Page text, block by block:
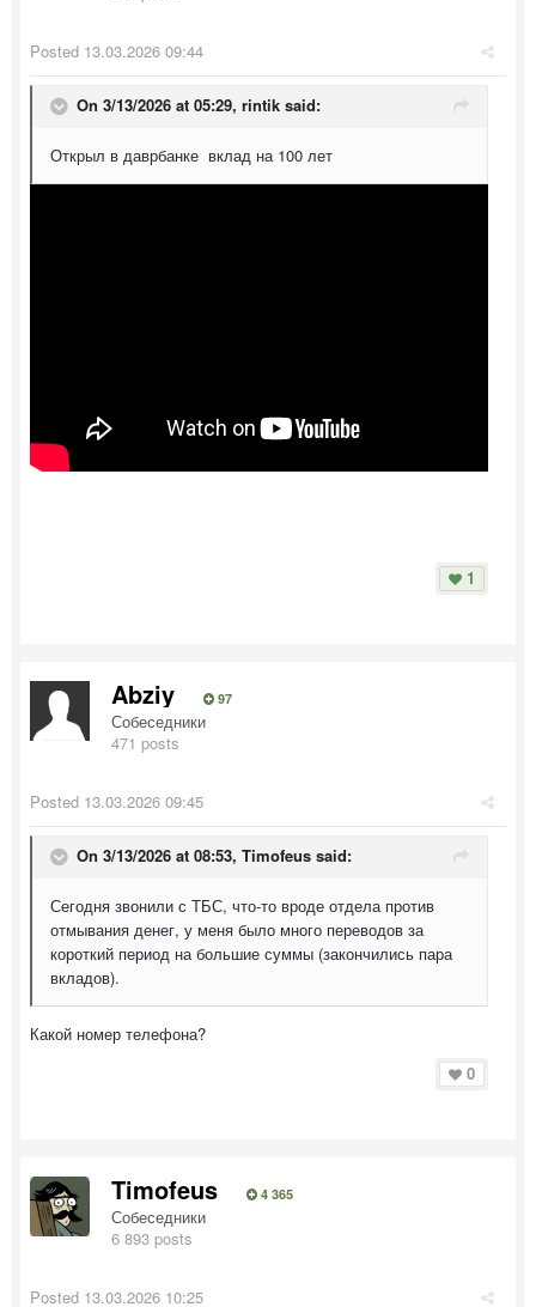
Posted 13.03.2026 09:44
On 3/13/2026 at 05:29, rintik said:
Открыл в даврбанке вклад на 100 лет
1
Abziy 97
Собеседники
471 posts
Posted 13.03.2026 09:45
On 3/13/2026 at 08:53, Timofeus said:
Сегодня звонили с ТБС, что-то вроде отдела против
отмывания денег, у меня было много переводов за
короткий период на большие суммы (закончились пара
вкладов).
Какой номер телефона?
0
Timofeus 4 365
Собеседники
6 893 posts
Posted 13.03.2026 10:25